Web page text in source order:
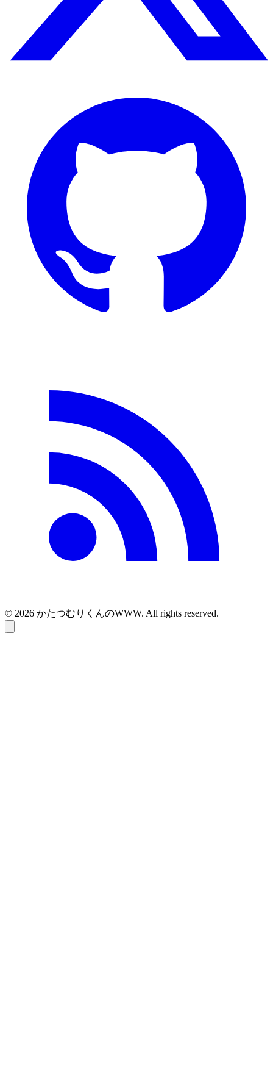
© 2026 かたつむりくんのWWW. All rights reserved.